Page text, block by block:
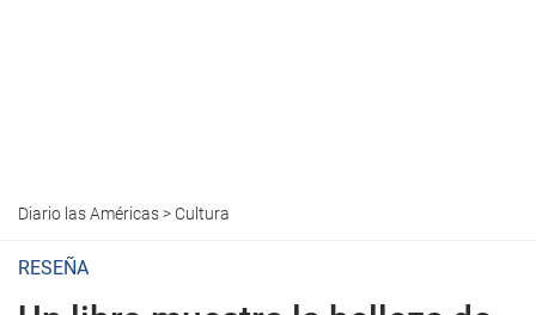
Diario las Américas> Cultura
RESEÑA